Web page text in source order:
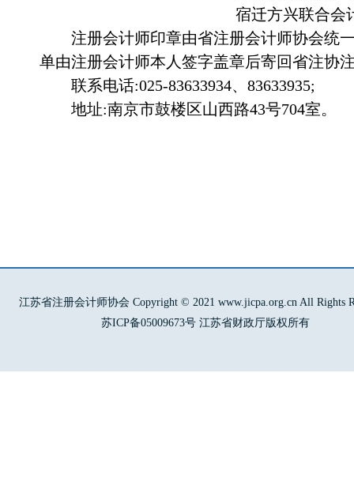
宿迁方兴联合会
注册会计师印章由省注册会计师协会统
单由注册会计师本人签字盖章后寄回省注协
联系电话:025-83633934、 83633935;
地址:南京市鼓楼区山西路43号704室。
江苏省注册会计师协会 Copyright © 2021 www.jicpa.org.cn All Rights
苏ICP备05009673号 江苏省财政厅版权所有